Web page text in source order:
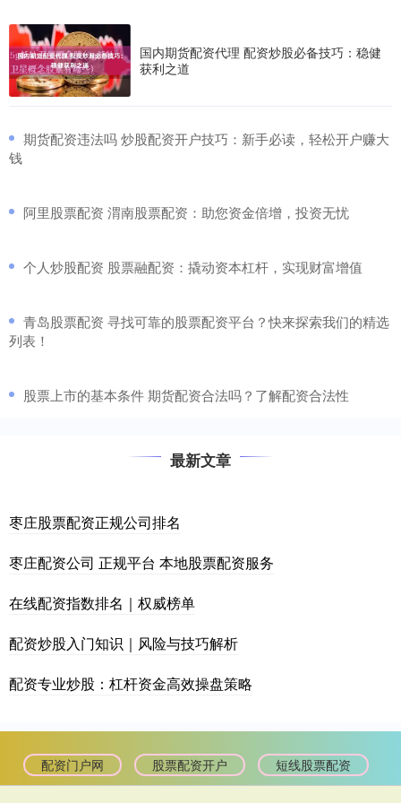
国内期货配资代理 配资炒股必备技巧：稳健
获利之道
​期货配资违法吗 炒股配资开户技巧：新手必读，轻松开户赚大
钱
​阿里股票配资 渭南股票配资：助您资金倍增，投资无忧
​个人炒股配资 股票融配资：撬动资本杠杆，实现财富增值
​青岛股票配资 寻找可靠的股票配资平台？快来探索我们的精选
列表！
​股票上市的基本条件 期货配资合法吗？了解配资合法性
最新文章
枣庄股票配资正规公司排名
枣庄配资公司 正规平台 本地股票配资服务
在线配资指数排名｜权威榜单
配资炒股入门知识｜风险与技巧解析
配资专业炒股：杠杆资金高效操盘策略
配资门户网 股票配资开户 短线股票配资